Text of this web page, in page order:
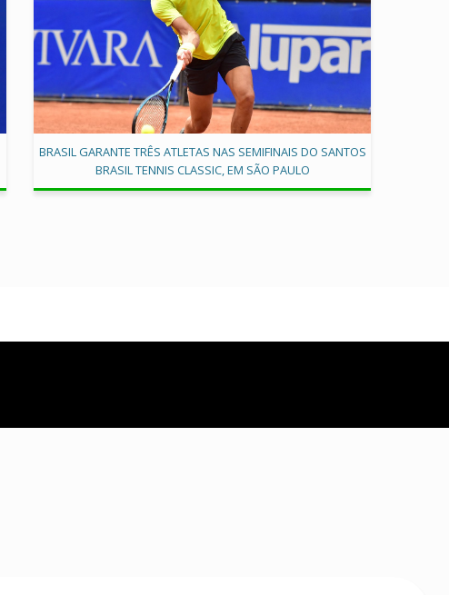
BRASIL GARANTE TRÊS ATLETAS NAS SEMIFINAIS DO SANTOS
BRASIL TENNIS CLASSIC, EM SÃO PAULO